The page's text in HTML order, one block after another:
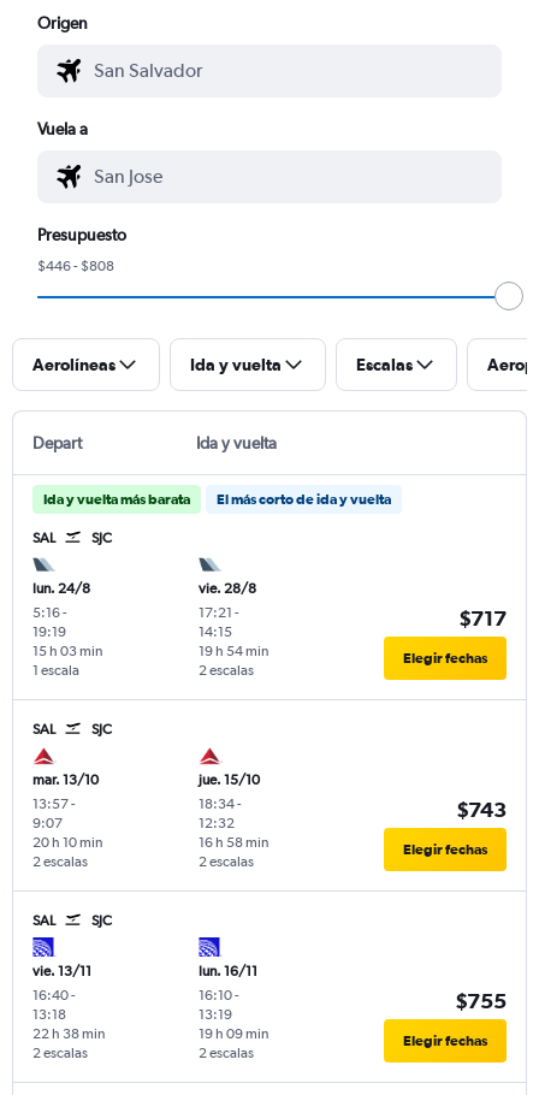
Origen
Vuela a
Presupuesto
$446 - $808
Aerolíneas Ida y vuelta Escalas
Depart Ida y vuelta
Ida y vuelta más barata El más corto de ida y vuelta
SAL SJC
lun. 24/8
5:16-
19:19
1 escala
15 h 03 min
vie. 28/8
17:21 -
14:15
2 escalas
19 h 54 min
$717
Elegir fechas
SAL SJC
mar. 13/10
13:57-
9:07
2 escalas
20 h 10 min
jue. 15/10
18:34-
12:32
2 escalas
16 h 58 min
$743
Elegir fechas
SAL SJC
vie. 13/11
16:40-
13:18
2 escalas
22 h 38 min
lun. 16/11
16:10-
13:19
2 escalas
19 h 09 min
$755
Elegir fechas